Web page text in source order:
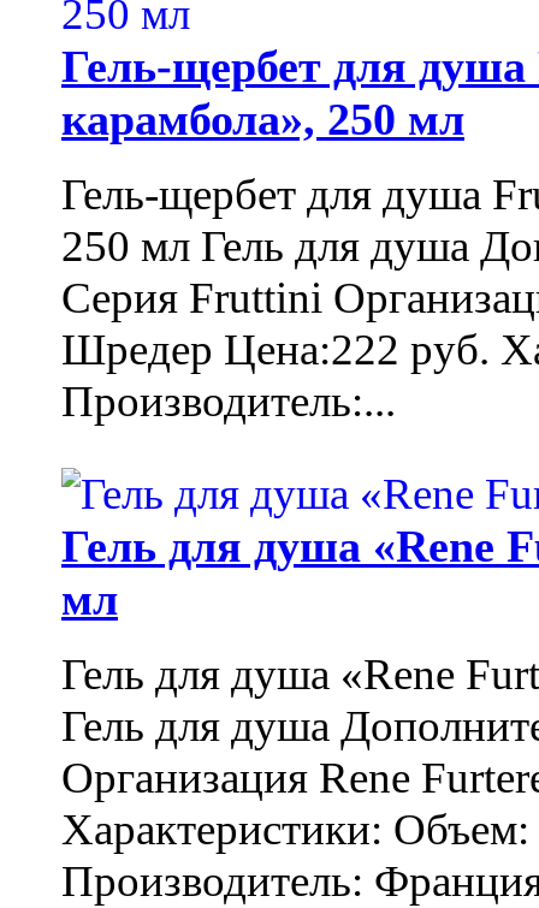
Гель-щербет для
карамбола», 250 мл
Гель-щербет для душа
250 мл Гель для душа
Серия Fruttini
Шредер Цена:222 руб.
Производитель:...
Гель для душа «Rene
мл
Гель для душа «Rene
Гель для душа
Организация Rene
Характеристики:
Производитель: